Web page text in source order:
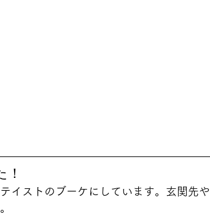
！
イストのブーケにしています。玄関先や